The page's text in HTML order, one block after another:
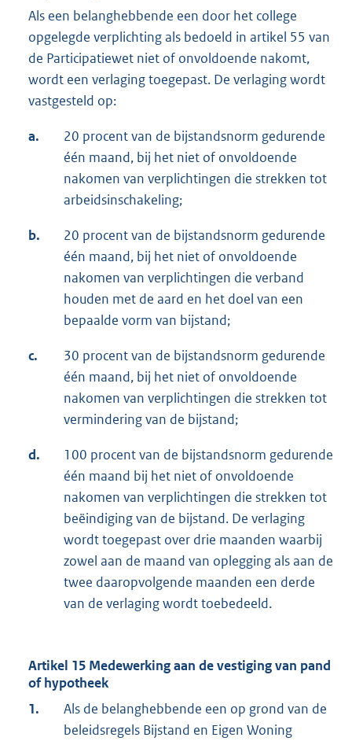
Als een belanghebbende een door het college
opgelegde verplichting als bedoeld in artikel 55 van
de Participatiewet niet of onvoldoende nakomt,
wordt een verlaging toegepast. De verlaging wordt
vastgesteld op:
a.
20 procent van de bijstandsnorm gedurende
één maand, bij het niet of onvoldoende
nakomen van verplichtingen die strekken tot
arbeidsinschakeling;
b.
20 procent van de bijstandsnorm gedurende
één maand, bij het niet of onvoldoende
nakomen van verplichtingen die verband
houden met de aard en het doel van een
bepaalde vorm van bijstand;
c.
30 procent van de bijstandsnorm gedurende
één maand, bij het niet of onvoldoende
nakomen van verplichtingen die strekken tot
vermindering van de bijstand;
d.
100 procent van de bijstandsnorm gedurende
één maand bij het niet of onvoldoende
nakomen van verplichtingen die strekken tot
beëindiging van de bijstand. De verlaging
wordt toegepast over drie maanden waarbij
zowel aan de maand van oplegging als aan de
twee daaropvolgende maanden een derde
van de verlaging wordt toebedeeld.
Artikel 15 Medewerking aan de vestiging van pand
of hypotheek
1.
Als de belanghebbende een op grond van de
beleidsregels Bijstand en Eigen Woning